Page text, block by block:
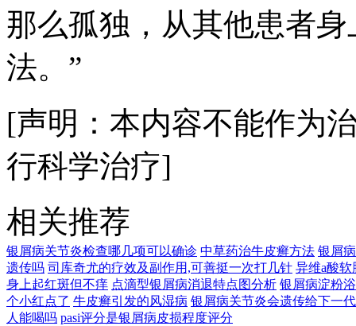
那么孤独，从其他患者
法。”
[声明：本内容不能作为
行科学治疗]
相关推荐
银屑病关节炎检查哪几项可以确诊 中草药治牛皮癣方法 银屑
遗传吗 司库奇尤的疗效及副作用,可善挺一次打几针 异维a酸
身上起红斑但不痒 点滴型银屑病消退特点图分析 银屑病淀粉
个小红点了 牛皮癣引发的风湿病 银屑病关节炎会遗传给下一
人能喝吗 pasi评分是银屑病皮损程度评分